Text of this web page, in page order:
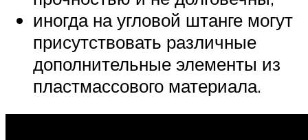
иногда на угловой штанге могут
присутствовать различные
дополнительные элементы из
пластмассового материала.